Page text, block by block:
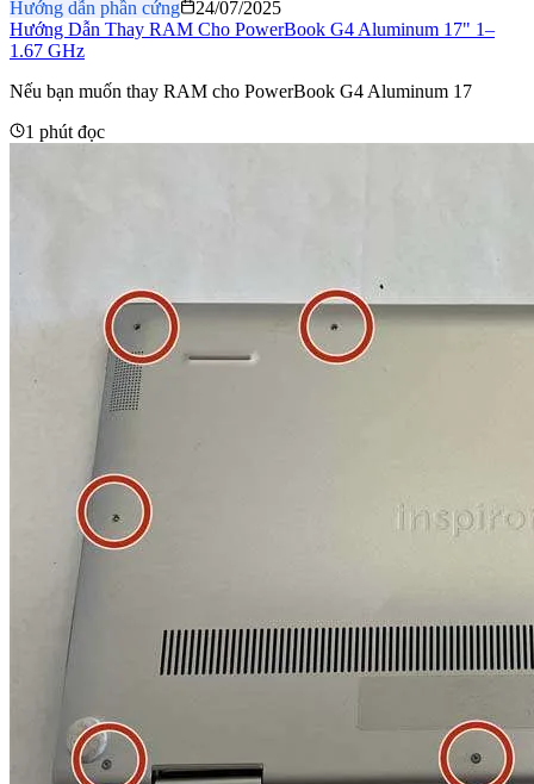
Hướng dẫn phần cứng
24/07/2025
Hướng Dẫn Thay RAM Cho PowerBook G4 Aluminum 17" 1–
1.67 GHz
Nếu bạn muốn thay RAM cho PowerBook G4 Aluminum 17
1 phút đọc